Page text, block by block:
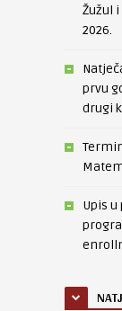
Žužul
2026.
prvu
drugi
Upis